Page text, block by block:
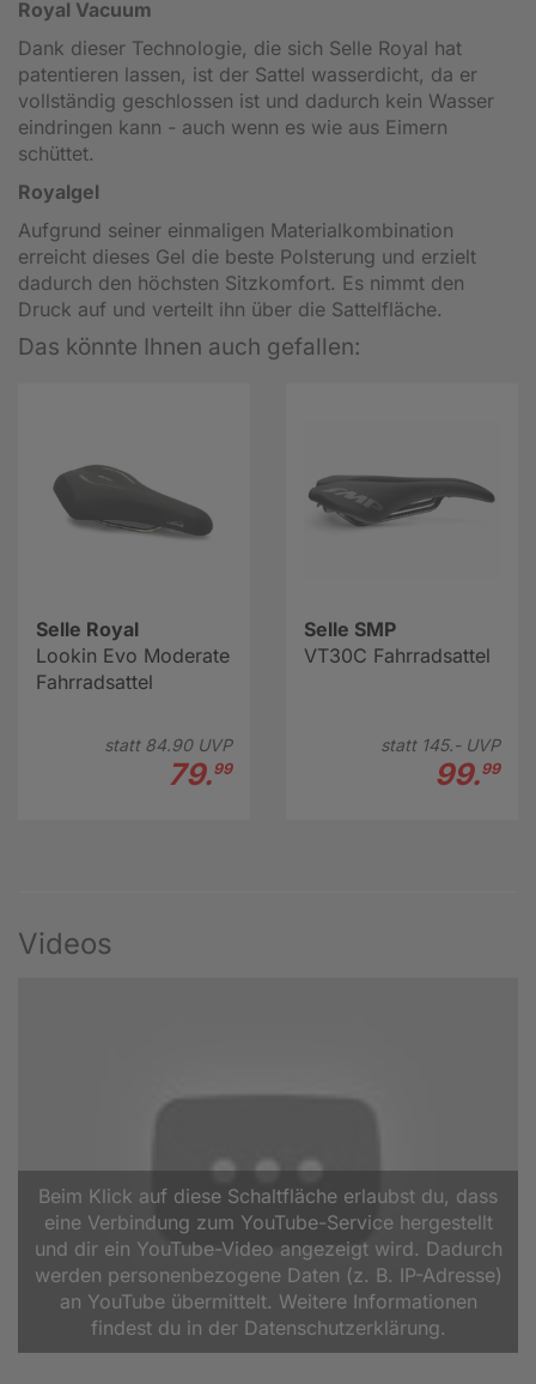
Royal Vacuum
Dank dieser Technologie, die sich Selle Royal hat
patentieren lassen, ist der Sattel wasserdicht, da er
vollständig geschlossen ist und dadurch kein Wasser
eindringen kann - auch wenn es wie aus Eimern
schüttet.
Royalgel
Aufgrund seiner einmaligen Materialkombination
erreicht dieses Gel die beste Polsterung und erzielt
dadurch den höchsten Sitzkomfort. Es nimmt den
Druck auf und verteilt ihn über die Sattelfläche.
Das könnte Ihnen auch gefallen:
Selle Royal
Lookin Evo Moderate
Fahrradsattel
statt 84.90UVP
79.99
Selle SMP
VT30C Fahrradsattel
statt 145.-UVP
99.99
Videos
Beim Klick auf diese Schaltfläche erlaubst du, dass
eine Verbindung zum YouTube-Service hergestellt
und dir ein YouTube-Video angezeigt wird. Dadurch
werden personenbezogene Daten (z. B. IP-Adresse)
an YouTube übermittelt. Weitere Informationen
findest du in der Datenschutzerklärung.